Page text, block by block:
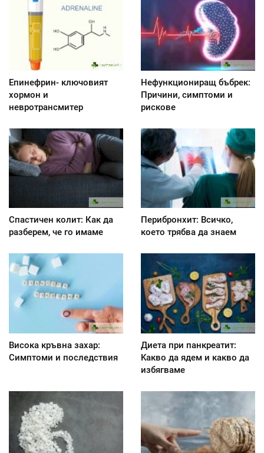
Епинефрин- ключовият
хормон и
невротрансмитер
Нефункциониращ бъбрек:
Причини, симптоми и
рискове
Спастичен колит: Как да
разберем, че го имаме
Перибронхит: Всичко,
което трябва да знаем
Висока кръвна захар:
Симптоми и последствия
Диета при панкреатит:
Kакво да ядем и какво да
избягваме